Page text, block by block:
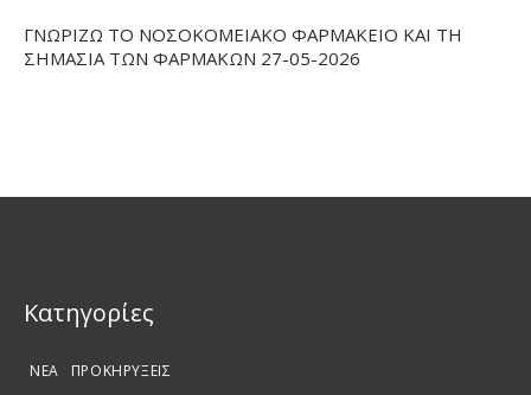
ΓΝΩΡΙΖΩ ΤΟ ΝΟΣΟΚΟΜΕΙΑΚΟ ΦΑΡΜΑΚΕΙΟ ΚΑΙ ΤΗ
ΣΗΜΑΣΙΑ ΤΩΝ ΦΑΡΜΑΚΩΝ 27-05-2026
Kατηγορίες
ΝΕΑ ΠΡΟΚΗΡΥΞΕΙΣ